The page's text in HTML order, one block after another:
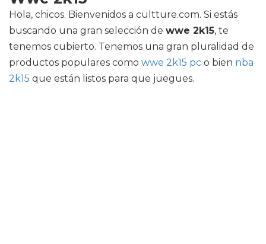
Hola, chicos. Bienvenidos a cultture.com. Si estás
buscando una gran selección de wwe 2k15, te
tenemos cubierto. Tenemos una gran pluralidad de
productos populares como wwe 2k15 pc o bien nba
2k15 que están listos para que juegues.